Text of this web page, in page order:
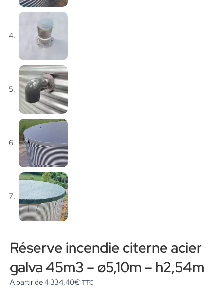
Réserve incendie citerne acier
galva 45m3 – ø5,10m – h2,54m
A partir de4 334,40€ TTC